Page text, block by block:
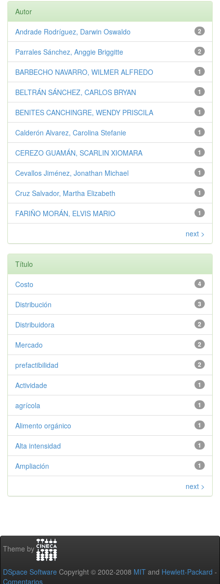
Autor
2
Andrade Rodríguez, Darwin Oswaldo
2
Parrales Sánchez, Anggie Briggitte
1
BARBECHO NAVARRO, WILMER ALFREDO
1
BELTRÁN SÁNCHEZ, CARLOS BRYAN
1
BENITES CANCHINGRE, WENDY PRISCILA
1
Calderón Alvarez, Carolina Stefanie
1
CEREZO GUAMÁN, SCARLIN XIOMARA
1
Cevallos Jiménez, Jonathan Michael
1
Cruz Salvador, Martha Elizabeth
1
FARIÑO MORÁN, ELVIS MARIO
next >
Título
4
Costo
3
Distribución
2
Distribuidora
2
Mercado
2
prefactibilidad
1
Actividade
1
agrícola
1
Alimento orgánico
1
Alta intensidad
1
Ampliación
next >
Theme by
DSpace Software Copyright © 2002-2008 MIT and Hewlett-Packard -
Comentarios